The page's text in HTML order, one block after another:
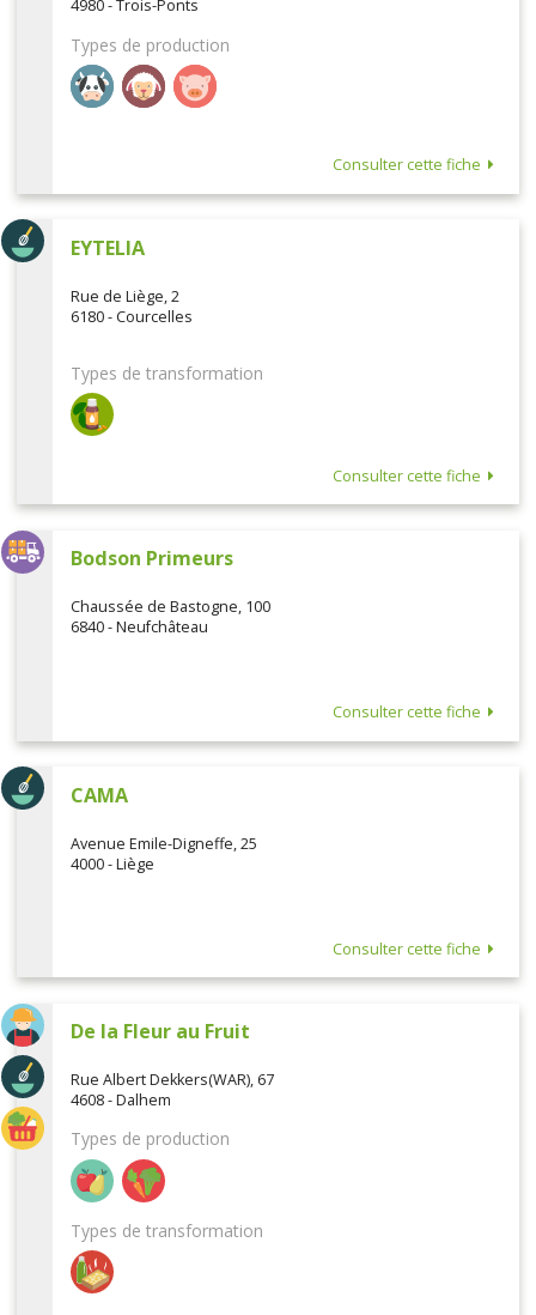
4980 - Trois-Ponts
Types de production
Consulter cette fiche
EYTELIA
Rue de Liège, 2
6180 - Courcelles
Types de transformation
Consulter cette fiche
Bodson Primeurs
Chaussée de Bastogne, 100
6840 - Neufchâteau
Consulter cette fiche
CAMA
Avenue Emile-Digneffe, 25
4000 - Liège
Consulter cette fiche
De la Fleur au Fruit
Rue Albert Dekkers(WAR), 67
4608 - Dalhem
Types de production
Types de transformation